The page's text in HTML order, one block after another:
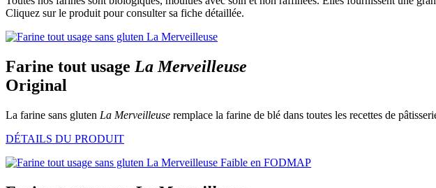
gestes
que
et
glisser.
Cliquez sur le produit pour consulter sa fiche détaillée.
Farine tout usage La Merveilleuse
Original
La farine sans gluten La Merveilleuse remplace la farine de blé dans toutes les recettes de
DÉTAILS DU PRODUIT